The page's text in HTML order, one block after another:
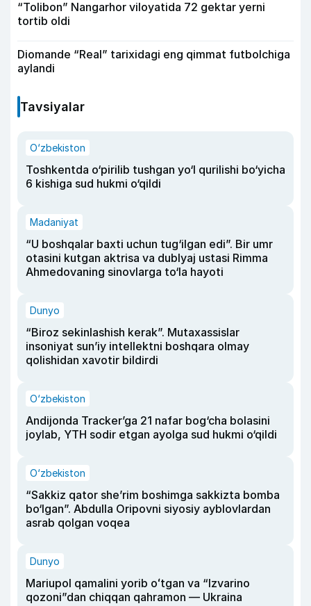
“Tolibon” Nangarhor viloyatida 72 gektar yerni
tortib oldi
Diomande “Real” tarixidagi eng qimmat futbolchiga
aylandi
Tavsiyalar
O‘zbekiston
Toshkentda o‘pirilib tushgan yo‘l qurilishi bo‘yicha
6 kishiga sud hukmi o‘qildi
Madaniyat
“U boshqalar baxti uchun tug‘ilgan edi”. Bir umr
otasini kutgan aktrisa va dublyaj ustasi Rimma
Ahmedovaning sinovlarga to‘la hayoti
Dunyo
“Biroz sekinlashish kerak”. Mutaxassislar
insoniyat sun’iy intellektni boshqara olmay
qolishidan xavotir bildirdi
O‘zbekiston
Andijonda Tracker’ga 21 nafar bog‘cha bolasini
joylab, YTH sodir etgan ayolga sud hukmi o‘qildi
O‘zbekiston
“Sakkiz qator she’rim boshimga sakkizta bomba
bo‘lgan”. Abdulla Oripovni siyosiy ayblovlardan
asrab qolgan voqea
Dunyo
Mariupol qamalini yorib oʻtgan va “Izvarino
qozoni”dan chiqqan qahramon — Ukraina